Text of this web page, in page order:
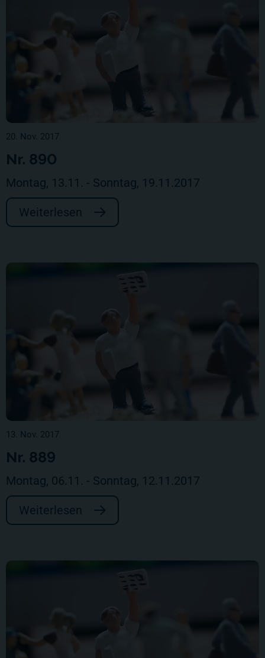
20. Nov. 2017
Nr. 890
Montag, 13.11. - Sonntag, 19.11.2017
Weiterlesen
13. Nov. 2017
Nr. 889
Montag, 06.11. - Sonntag, 12.11.2017
Weiterlesen